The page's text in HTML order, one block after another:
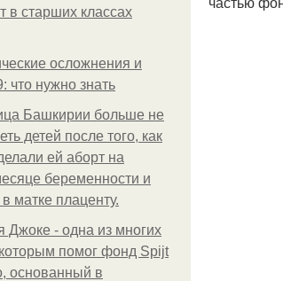
в старших классах
осложнения и
что нужно знать
Башкирии больше не
детей после того, как
ей аборт на
беременности и
матке плаценту.
Джоке - одна из многих
помог фонд Spijt
основанный в